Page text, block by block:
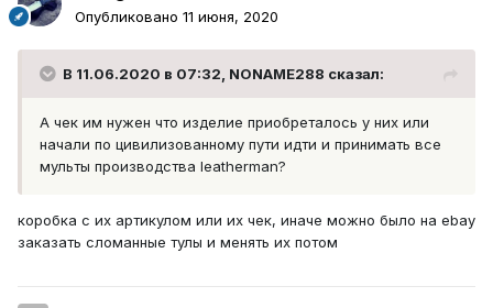
Опубликовано 11 июня, 2020
В 11.06.2020 в 07:32, NONAME288 сказал:
А чек им нужен что изделие приобреталось у них или
начали по цивилизованному пути идти и принимать все
мульты производства leatherman?
коробка с их артикулом или их чек, иначе можно было на ebay
заказать сломанные тулы и менять их потом